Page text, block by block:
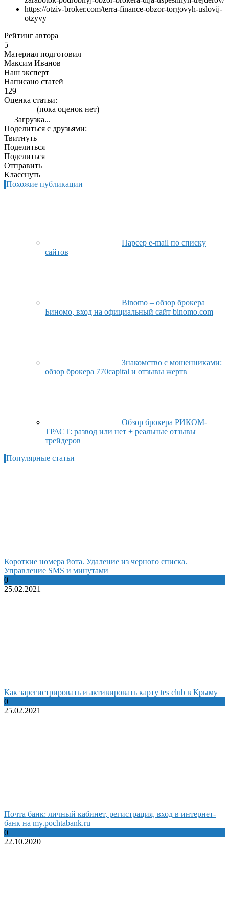
https://otziv-broker.com/terra-finance-obzor-torgovyh-uslovij-
otzyvy
Рейтинг автора
5
Материал подготовил
Максим Иванов
Наш эксперт
Написано статей
129
Оценка статьи:
(пока оценок нет)
Загрузка...
Поделиться с друзьями:
Твитнуть
Поделиться
Поделиться
Отправить
Класснуть
Похожие публикации
Парсер e-mail по списку
сайтов
Binomo – обзор брокера
Биномо, вход на официальный сайт binomo.com
Знакомство с мошенниками:
обзор брокера 770capital и отзывы жертв
Обзор брокера РИКОМ-
ТРАСТ: развод или нет + реальные отзывы
трейдеров
Популярные статьи
Короткие номера йота. Удаление из черного списка.
Управление SMS и минутами
0
25.02.2021
Как зарегистрировать и активировать карту tes club в Крыму
0
25.02.2021
Почта банк: личный кабинет, регистрация, вход в интернет-
банк на my.pochtabank.ru
0
22.10.2020